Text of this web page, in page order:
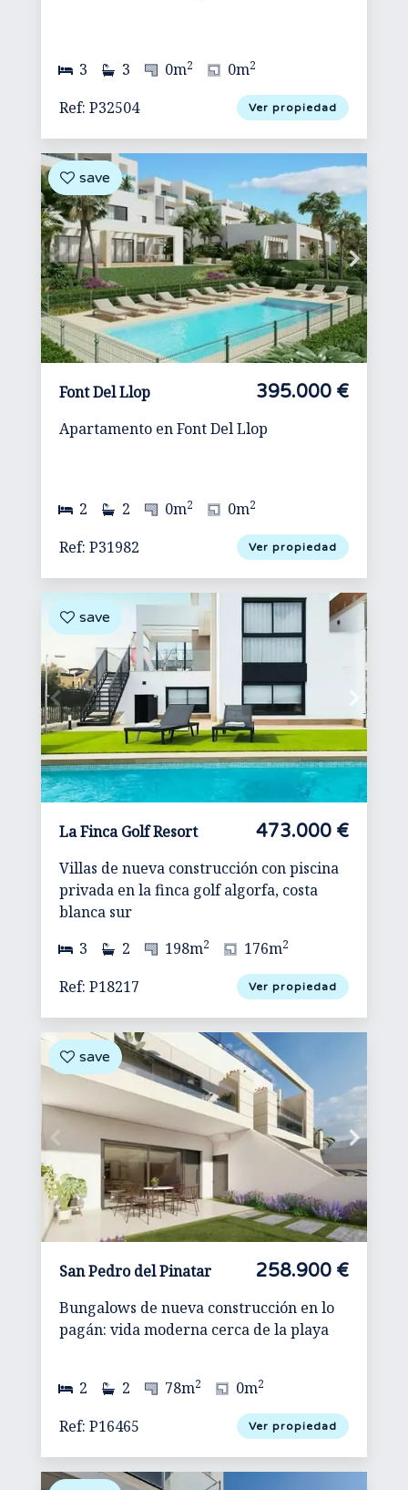
3 3 0m2 0m2
Ref: P32504 Ver propiedad
Font Del Llop 395.000 €
Apartamento en Font Del Llop
2 2 0m2 0m2
Ref: P31982 Ver propiedad
La Finca Golf Resort 473.000 €
Villas de nueva construcción con piscina
privada en la finca golf algorfa, costa
blanca sur
3
2 198m2 176m2
Ref: P18217 Ver propiedad
San Pedro del Pinatar 258.900 €
Bungalows de nueva construcción en lo
pagán: vida moderna cerca de la playa
2 2 78m2 0m2
Ref: P16465 Ver propiedad